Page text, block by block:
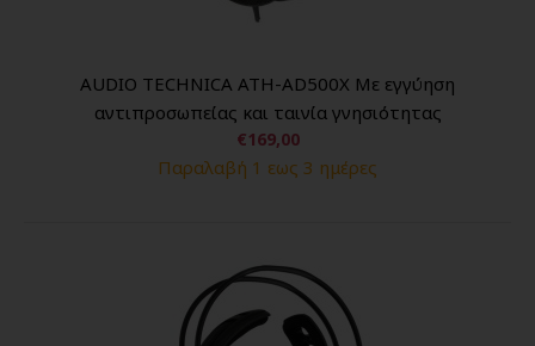
AUDIO TECHNICA ATH-AD500X Με εγγύηση
αντιπροσωπείας και ταινία γνησιότητας
€169,00
Παραλαβή 1 εως 3 ημέρες